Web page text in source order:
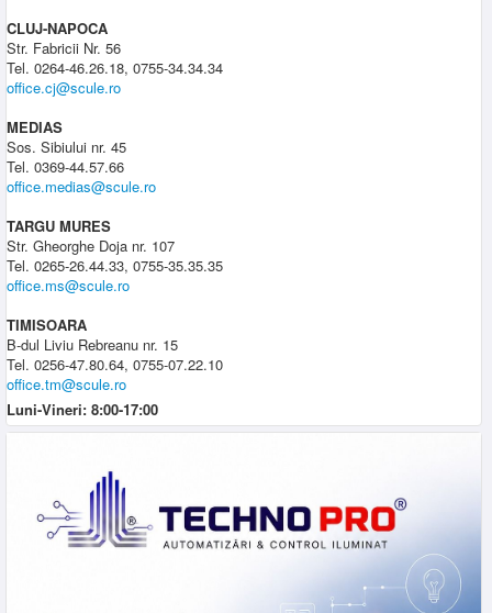
CLUJ-NAPOCA
Str. Fabricii Nr. 56
Tel. 0264-46.26.18, 0755-34.34.34
office.cj@scule.ro
MEDIAS
Sos. Sibiului nr. 45
Tel. 0369-44.57.66
office.medias@scule.ro
TARGU MURES
Str. Gheorghe Doja nr. 107
Tel. 0265-26.44.33, 0755-35.35.35
office.ms@scule.ro
TIMISOARA
B-dul Liviu Rebreanu nr. 15
Tel. 0256-47.80.64, 0755-07.22.10
office.tm@scule.ro
Luni-Vineri: 8:00-17:00